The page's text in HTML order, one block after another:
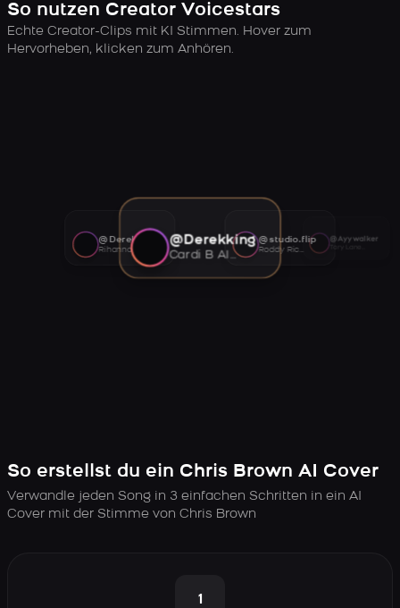
So nutzen Creator Voicestars
Echte Creator-Clips mit KI Stimmen. Hover zum
Hervorheben, klicken zum Anhören.
@Derekking
Cardi B AI voice
@studio.flip
Roddy Ricch AI voice
@Ayywalker
@Derekking
Rihanna AI voice
So erstellst du ein Chris Brown AI Cover
Verwandle jeden Song in 3 einfachen Schritten in ein AI
Cover mit der Stimme von Chris Brown
1